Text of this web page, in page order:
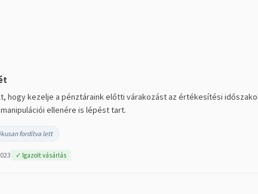
hogy kezelje a pénztáraink előtti várakozást az értékesítési
ellenére is lépést tart.
fordítva lett
✓ Igazolt vásárlás